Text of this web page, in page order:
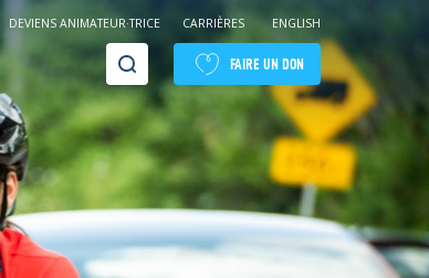
DEVIENS ANIMATEUR·TRICE CARRIÈRES ENGLISH
Recherche FAIRE UN DON